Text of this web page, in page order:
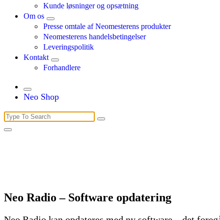
Kunde løsninger og opsætning
Om os
Presse omtale af Neomesterens produkter
Neomesterens handelsbetingelser
Leveringspolitik
Kontakt
Forhandlere
Neo Shop
Search
for:
Neo Radio – Software opdatering